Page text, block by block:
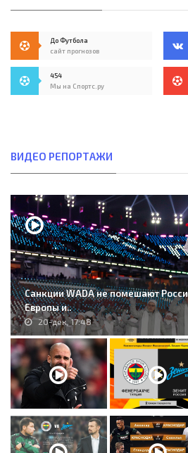
До Футбола
сайт прогнозов
454
Мы на Спортс.ру
ВИДЕО РЕПОРТАЖИ
Санкции WADA не помешают
Европы и..
20-дек, 17:48